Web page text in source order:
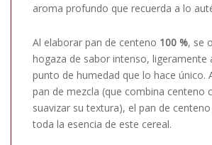
aroma profundo que recuerda a lo
Al elaborar pan de centeno 100 %, se
hogaza de sabor intenso, ligeramente
punto de humedad que lo hace único.
pan de mezcla (que combina centeno
suavizar su textura), el pan de
toda la esencia de este cereal.